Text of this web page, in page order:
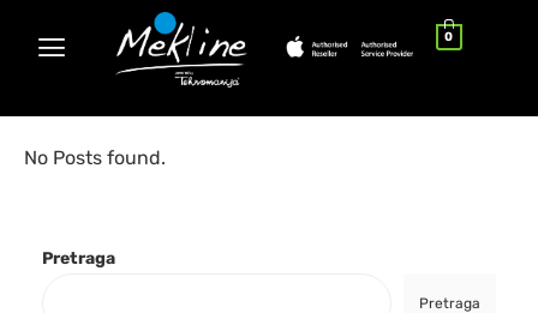
0
No Posts found.
Pretraga
Pretraga